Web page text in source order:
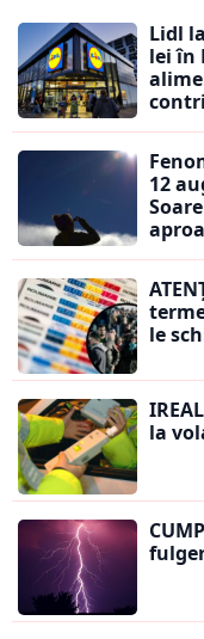
Lidl
lei în
12
le
la